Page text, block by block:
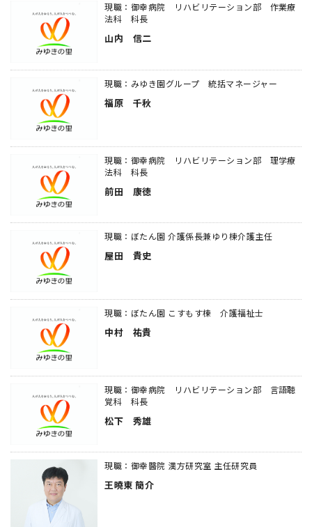
現職：御幸病院 リハビリテーション部 作業療
法科 科長
山内 信二
現職：みゆき園グループ 統括マネージャー
福原 千秋
現職：御幸病院 リハビリテーション部 理学療
法科 科長
前田 康徳
現職：ぼたん園 介護係長兼ゆり棟介護主任
屋田 貴史
現職：ぼたん園 こすもす棟 介護福祉士
中村 祐貴
現職：御幸病院 リハビリテーション部 言語聴
覚科 科長
松下 秀雄
現職：御幸醫院 漢方研究室 主任研究員
王曉東 簡介